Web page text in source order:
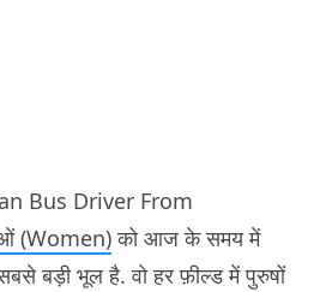
Bus Driver From
(Women)को आज के समय में
बड़ी भूल है. वो हर फ़ील्ड में पुरुषों